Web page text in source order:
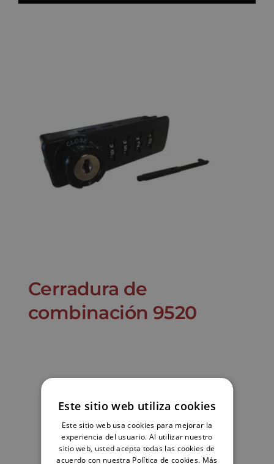
Cerradura de
combinación 9520
Este sitio web utiliza cookies
Este sitio web usa cookies para mejorar la
experiencia del usuario. Al utilizar nuestro
sitio web, usted acepta todas las cookies de
acuerdo con nuestra Política de cookies. Más